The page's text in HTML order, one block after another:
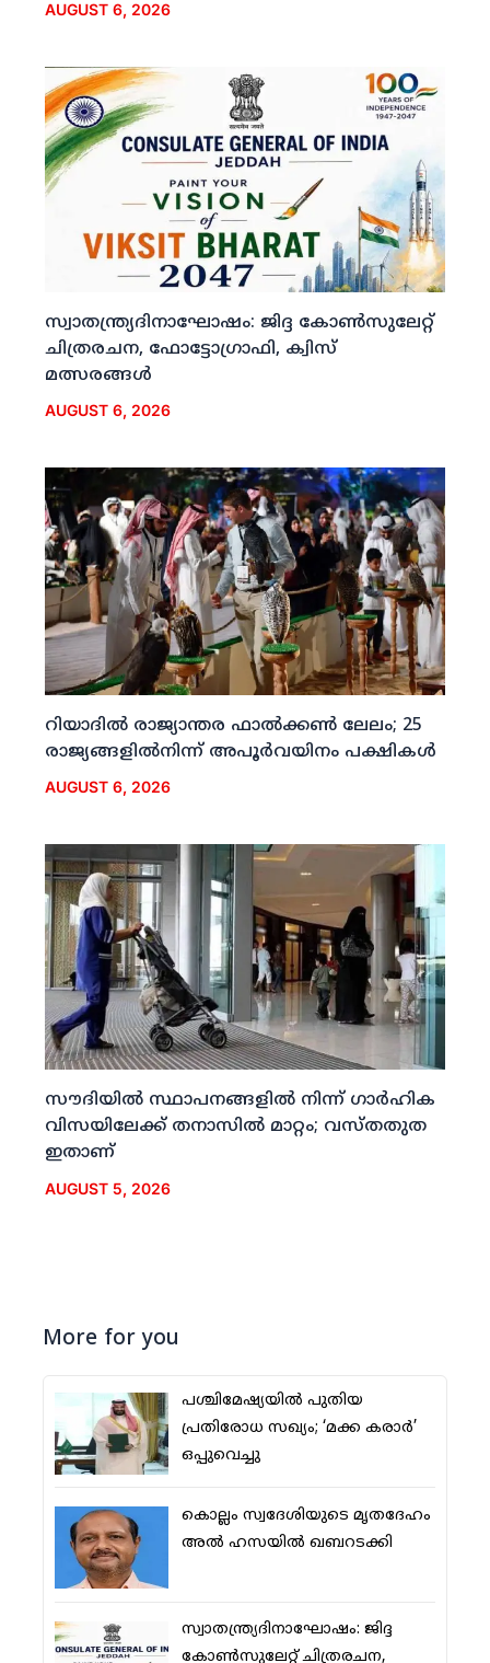
AUGUST 6, 2026
സ്വാതന്ത്ര്യദിനാഘോഷം: ജിദ്ദ കോണ്‍സുലേറ്റ്
ചിത്രരചന, ഫോട്ടോഗ്രാഫി, ക്വിസ്
മത്സരങ്ങള്‍
AUGUST 6, 2026
റിയാദില്‍ രാജ്യാന്തര ഫാല്‍ക്കണ്‍ ലേലം; 25
രാജ്യങ്ങളില്‍നിന്ന് അപൂര്‍വയിനം പക്ഷികള്‍
AUGUST 6, 2026
സൗദിയില്‍ സ്ഥാപനങ്ങളില്‍ നിന്ന് ഗാര്‍ഹിക
വിസയിലേക്ക് തനാസില്‍ മാറ്റം; വസ്തതുത
ഇതാണ്
AUGUST 5, 2026
More for you
പശ്ചിമേഷ്യയില്‍ പുതിയ
പ്രതിരോധ സഖ്യം; ‘മക്ക കരാര്‍’
ഒപ്പുവെച്ചു
കൊല്ലം സ്വദേശിയുടെ മൃതദേഹം
അല്‍ ഹസയില്‍ ഖബറടക്കി
സ്വാതന്ത്ര്യദിനാഘോഷം: ജിദ്ദ
കോണ്‍സുലേറ്റ് ചിത്രരചന,